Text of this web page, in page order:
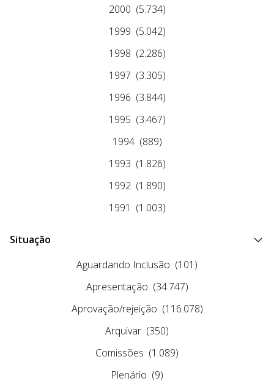
2000 (5.734)
1999 (5.042)
1998 (2.286)
1997 (3.305)
1996 (3.844)
1995 (3.467)
1994 (889)
1993 (1.826)
1992 (1.890)
1991 (1.003)
Situação
Aguardando Inclusão (101)
Apresentação (34.747)
Aprovação/rejeição (116.078)
Arquivar (350)
Comissões (1.089)
Plenário (9)